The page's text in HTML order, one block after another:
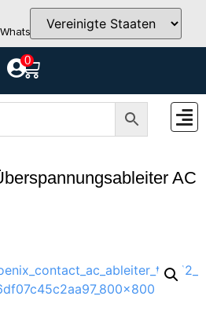
WhatsApp info@teutschtech.com
0
AC